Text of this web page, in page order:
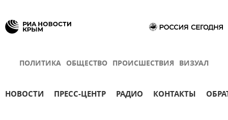
ПОЛИТИКА ОБЩЕСТВО ПРОИСШЕСТВИЯ ВИЗУАЛ
НОВОСТИ ПРЕСС-ЦЕНТР РАДИО КОНТАКТЫ